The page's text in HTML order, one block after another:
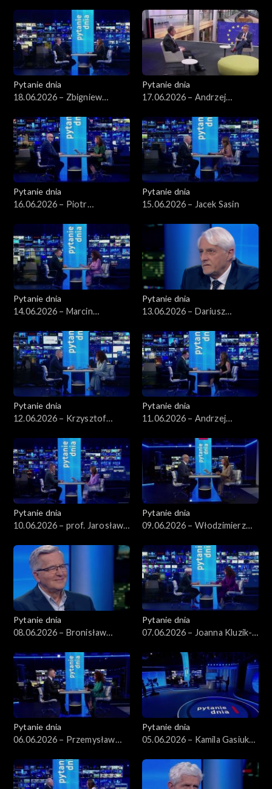
Pytanie dnia
18.06.2026 – Zbigniew
Pytanie dnia
17.06.2026 – Andrzej
Pytanie dnia
16.06.2026 – Piotr
Pytanie dnia
15.06.2026 – Jacek Sasin
Pytanie dnia
14.06.2026 – Marcin
Pytanie dnia
13.06.2026 – Dariusz
Pytanie dnia
12.06.2026 – Krzysztof
Pytanie dnia
11.06.2026 – Andrzej
Pytanie dnia
10.06.2026 – prof. Jarosław
Pytanie dnia
09.06.2026 – Włodzimierz
Pytanie dnia
08.06.2026 – Bronisław
Pytanie dnia
07.06.2026 – Joanna Kluzik-
Pytanie dnia
06.06.2026 – Przemysław
Pytanie dnia
05.06.2026 – Kamila Gasiuk-